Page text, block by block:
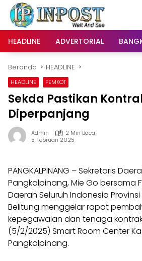
Langsung
konten
HEADLINE
ADVERTORIAL
Beranda HEADLINE
HEADLINE PEMKOT
Sekda Pastikan
Diperpanjang
Admin
2 Min Baca
5 Februari 2025
PANGKALPINANG – Sekretaris
Pangkalpinang, Mie Go bersama
Daerah Seluruh Indonesia
Belitung menggelar rapat
kepegawaian dan tenaga
(5/2/2025) Smart Room Center
Pangkalpinang.